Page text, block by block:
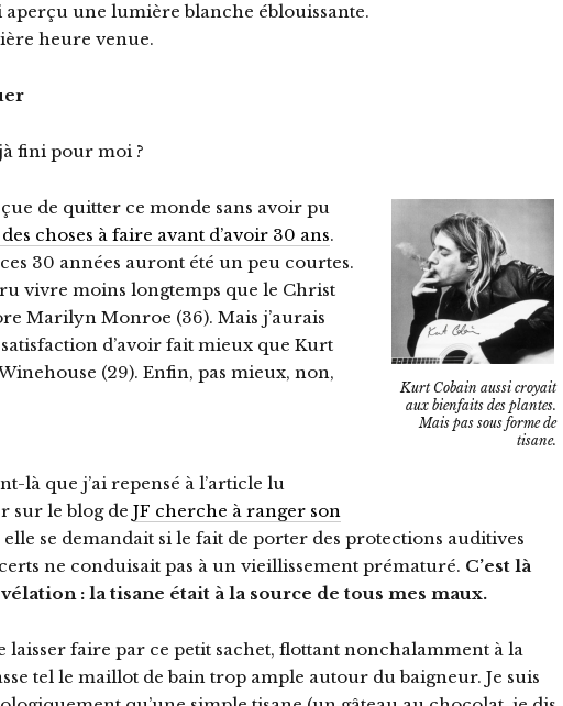
aperçu une lumière blanche éblouissante.
heure venue.
fini pour moi ?
Kurt Cobain aussi croyait
aux bienfaits des plantes.
Mais pas sous forme de
tisane.
de quitter ce monde sans avoir pu
choses à faire avant d’avoir 30 ans.
30 années auront été un peu courtes.
vivre moins longtemps que le Christ
Marilyn Monroe (36). Mais j’aurais
d’avoir fait mieux que Kurt
(29). Enfin, pas mieux, non,
là que j’ai repensé à l’article lu
sur le blog de JF cherche à ranger son
elle se demandait si le fait de porter des protections auditives
ne conduisait pas à un vieillissement prématuré. C’est là
: la tisane était à la source de tous mes maux.
laisser faire par ce petit sachet, flottant nonchalamment à la
tel le maillot de bain trop ample autour du baigneur. Je suis